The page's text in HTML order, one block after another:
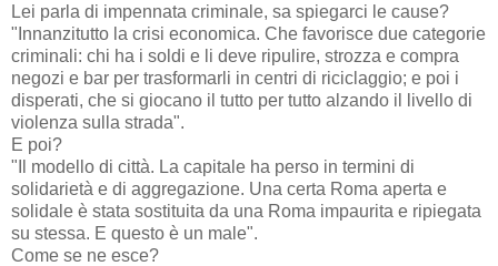
Lei parla di impennata criminale, sa spiegarci le cause?
"Innanzitutto la crisi economica. Che favorisce due categorie
criminali: chi ha i soldi e li deve ripulire, strozza e compra
negozi e bar per trasformarli in centri di riciclaggio; e poi i
disperati, che si giocano il tutto per tutto alzando il livello di
violenza sulla strada".
E poi?
"Il modello di città. La capitale ha perso in termini di
solidarietà e di aggregazione. Una certa Roma aperta e
solidale è stata sostituita da una Roma impaurita e ripiegata
su stessa. E questo è un male".
Come se ne esce?